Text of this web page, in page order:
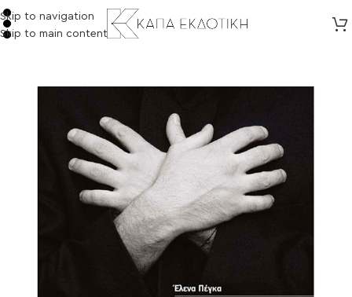
Skip to navigation
Skip to main content